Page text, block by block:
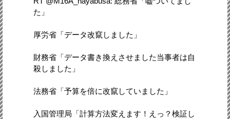
た」
厚労省「データ改竄しました」
財務省「データ書き換えさせました当事者は自
殺しました」
法務省「予算を倍に改竄していました」
入国管理局「計算方法変えます！えっ？検証し